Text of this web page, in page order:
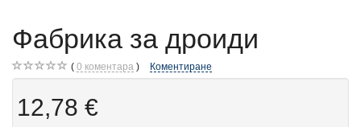
Фабрика за дроиди
0 коментара Коментиране
12,78 €